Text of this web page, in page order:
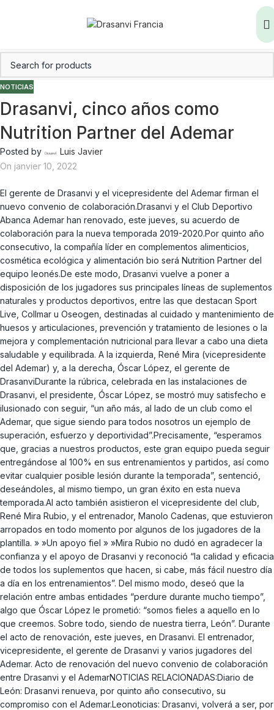
NOTICIAS
Drasanvi, cinco años como
Nutrition Partner del Ademar
Posted by
Luis Javier
On janvier 10, 2022
El gerente de Drasanvi y el vicepresidente del Ademar firman el
nuevo convenio de colaboración.Drasanvi y el Club Deportivo
Abanca Ademar han renovado, este jueves, su acuerdo de
colaboración para la nueva temporada 2019-2020.Por quinto año
consecutivo, la compañía líder en complementos alimenticios,
cosmética ecológica y alimentación bio será Nutrition Partner del
equipo leonés.De este modo, Drasanvi vuelve a poner a
disposición de los jugadores sus principales líneas de suplementos
naturales y productos deportivos, entre las que destacan Sport
Live, Collmar u Oseogen, destinadas al cuidado y mantenimiento de
huesos y articulaciones, prevención y tratamiento de lesiones o la
mejora y complementación nutricional para llevar a cabo una dieta
saludable y equilibrada. A la izquierda, René Mira (vicepresidente
del Ademar) y, a la derecha, Óscar López, el gerente de
DrasanviDurante la rúbrica, celebrada en las instalaciones de
Drasanvi, el presidente, Óscar López, se mostró muy satisfecho e
ilusionado con seguir, “un año más, al lado de un club como el
Ademar, que sigue siendo para todos nosotros un ejemplo de
superación, esfuerzo y deportividad”.Precisamente, “esperamos
que, gracias a nuestros productos, este gran equipo pueda seguir
entregándose al 100% en sus entrenamientos y partidos, así como
evitar cualquier posible lesión durante la temporada”, sentenció,
deseándoles, al mismo tiempo, un gran éxito en esta nueva
temporada.Al acto también asistieron el vicepresidente del club,
René Mira Rubio, y el entrenador, Manolo Cadenas, que estuvieron
arropados en todo momento por algunos de los jugadores de la
plantilla. » »Un apoyo fiel » »Mira Rubio no dudó en agradecer la
confianza y el apoyo de Drasanvi y reconoció “la calidad y eficacia
de todos los suplementos que hacen, si cabe, más fácil nuestro día
a día en los entrenamientos”. Del mismo modo, deseó que la
relación entre ambas entidades “perdure durante mucho tiempo”,
algo que Óscar López le prometió: “somos fieles a aquello en lo
que creemos. Sobre todo, siendo de nuestra tierra, León”. Durante
el acto de renovación, este jueves, en Drasanvi. El entrenador,
vicepresidente, el gerente de Drasanvi y varios jugadores del
Ademar. Acto de renovación del nuevo convenio de colaboración
entre Drasanvi y el AdemarNOTICIAS RELACIONADAS:Diario de
León: Drasanvi renueva, por quinto año consecutivo, su
compromiso con el Ademar.Leonoticias: Drasanvi, volverá a ser, por